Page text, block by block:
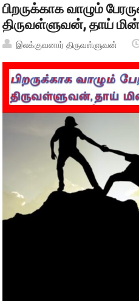
பிறருக்காக வாழும்
திருவள்ளுவன், தாய்
இலக்குவனார் திருவள்ளுவன்